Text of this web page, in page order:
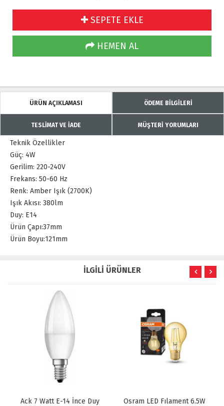
SEPETE EKLE
HEMEN AL
ÜRÜN AÇIKLAMASI ÖDEME BİLGİLERİ
TESLİMAT VE İADE MÜŞTERİ YORUMLARI
Teknik Özellikler
Güç: 4W
Gerilim: 220-240V
Frekans: 50-60 Hz
Renk: Amber Işık (2700K)
Işık Akısı: 380lm
Duy: E14
Ürün Çapı:37mm
Ürün Boyu:121mm
İLGİLİ ÜRÜNLER
Osram LED Fılament 6.5W
Noas 12W Smd Led